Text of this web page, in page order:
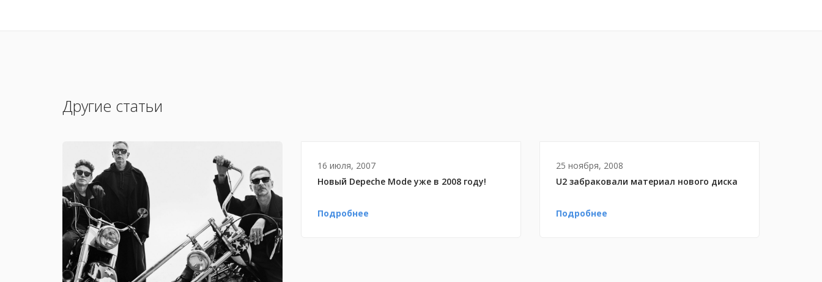
Другие статьи
16 июля, 2007
Новый Depeche Mode уже в 2008 году!
Подробнее
25 ноября, 2008
U2 забраковали материал нового диска
Подробнее